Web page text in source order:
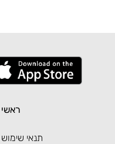
ראשי
תנאי שימוש